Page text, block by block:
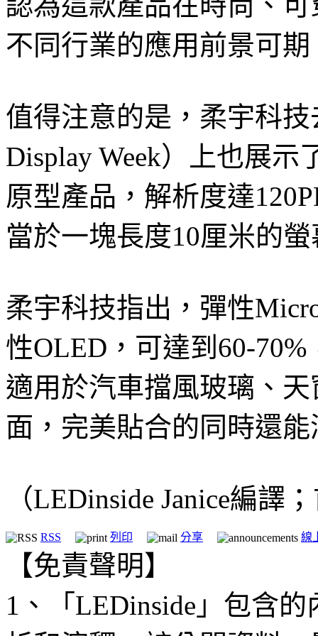
不同行業的應用前景可期
值得注意的是，柔宇科
Display Week）上也展
原型產品，解析度達
當於一塊長度10厘米的
柔宇科技指出，彈性
性OLED，可達到60-
適用於汽車擋風玻璃、
面，完美貼合的同時還
（LEDinside Janice編譯
RSS 列印 分享 線
【免責聲明】
1、「LEDinside」包含